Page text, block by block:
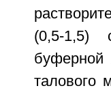
(0,5-1,5)
буферной
талового